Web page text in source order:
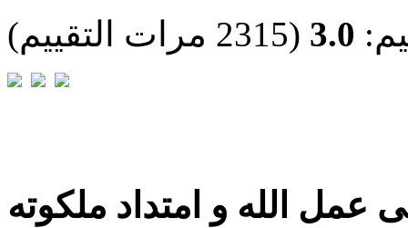
3.0 (2315 مرات التقييم)
عمل الله و امتداد ملكوته